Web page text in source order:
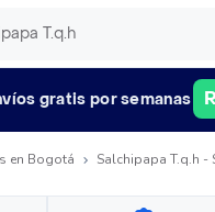
gratis por semanas
en Bogotá Salchipapa T.q.h -